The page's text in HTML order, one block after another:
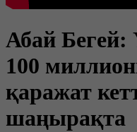
Абай
100
қаражат
шаңырақта